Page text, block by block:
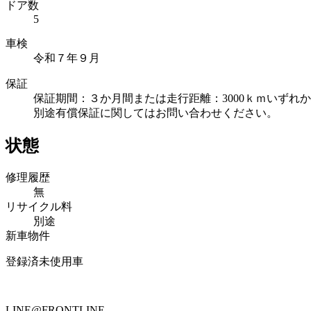
ドア数
5
車検
令和７年９月
保証
保証期間：３か月間または走行距離：3000ｋｍいずれ
別途有償保証に関してはお問い合わせください。
状態
修理履歴
無
リサイクル料
別途
新車物件
登録済未使用車